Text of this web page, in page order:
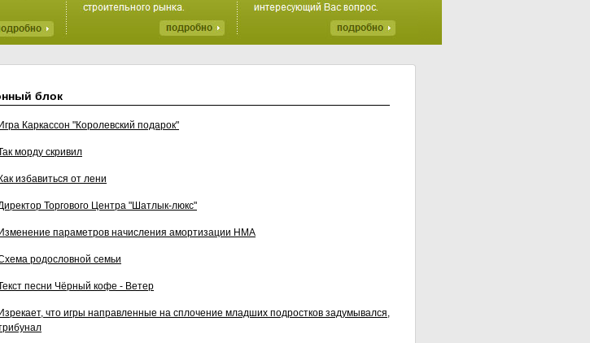
блок
Игра Каркассон "Королевский подарок"
морду скривил
Как избавиться от лени
Торгового Центра "Шатлык-люкс"
Изменение параметров начисления амортизации НМА
родословной семьи
песни Чёрный кофе - Ветер
Изрекает, что игры направленные на сплочение младших подростков задумывался,